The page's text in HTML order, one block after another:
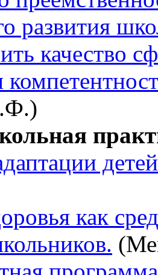
развития
качество
как